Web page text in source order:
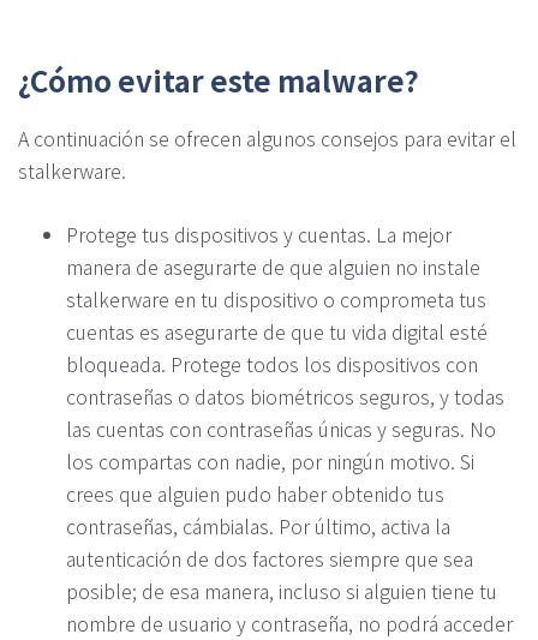
¿Cómo evitar este malware?
A continuación se ofrecen algunos consejos para evitar el
stalkerware.
Protege tus dispositivos y cuentas. La mejor
manera de asegurarte de que alguien no instale
stalkerware en tu dispositivo o comprometa tus
cuentas es asegurarte de que tu vida digital esté
bloqueada. Protege todos los dispositivos con
contraseñas o datos biométricos seguros, y todas
las cuentas con contraseñas únicas y seguras. No
los compartas con nadie, por ningún motivo. Si
crees que alguien pudo haber obtenido tus
contraseñas, cámbialas. Por último, activa la
autenticación de dos factores siempre que sea
posible; de ​​esa manera, incluso si alguien tiene tu
nombre de usuario y contraseña, no podrá acceder